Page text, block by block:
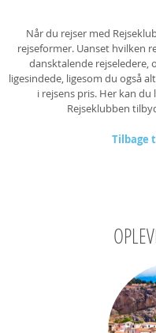
Når du rejser med
rejseformer. Uanset hvilken
dansktalende rejseledere,
ligesindede, ligesom du også
i rejsens pris. Her kan
Rejseklubben
Tilbage